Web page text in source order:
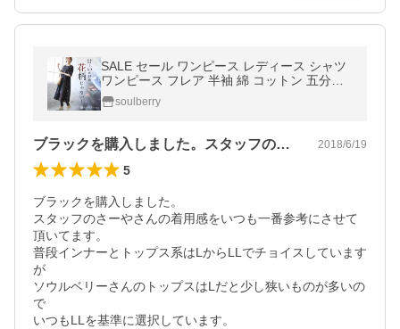
SALE セール ワンピース レディース シャツ
ワンピース フレア 半袖 綿 コットン 五分袖
5分袖 soulberryオリジナル/お客様都合での
返品交換不可
soulberry
ブラックを購入しました。スタッフのさー… 2018/6/19
5
ブラックを購入しました。
スタッフのさーやさんの着用感をいつも一番参考にさせて
頂いてます。
普段インナーとトップス系はLからLLでチョイスしています
が
ソウルベリーさんのトップスはLだと少し狭いものが多いの
で
いつもLLを基準に選択しています。